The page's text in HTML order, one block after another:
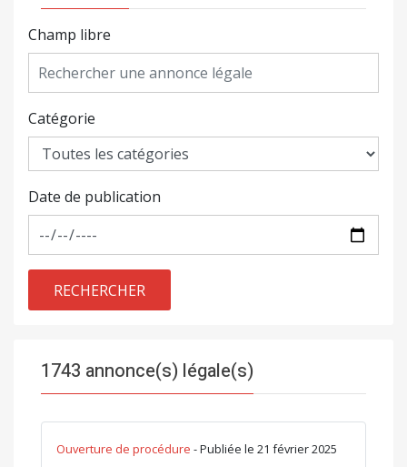
1743 annonce(s) légale(s)
Ouverture de procédure - Publiée le 21 février 2025
Champ libre
Catégorie
Date de publication
RECHERCHER